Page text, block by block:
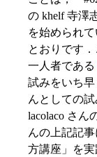
の khelf 寺澤
を始められ
とおりです
一人者である
試みをいち
んとしての
lacolaco さん
んの上記記
方講座」を